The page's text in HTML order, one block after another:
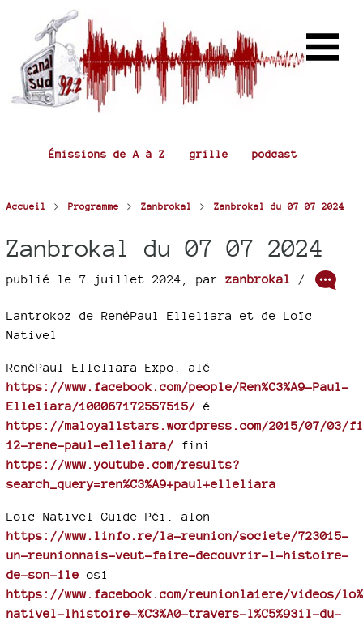
Émissions de A à Z grille podcast
Accueil > Programme > Zanbrokal > Zanbrokal du 07 07 2024
Zanbrokal du 07 07 2024
publié le 7 juillet 2024 par zanbrokal /
Lantrokoz de RenéPaul Elleliara et de Loïc
Nativel
RenéPaul Elleliara Expo. alé
https://www.facebook.com/people/Ren%C3%A9-Paul-
Elleliara/100067172557515/ é
https://maloyallstars.wordpress.com/2015/07/03/
12-rene-paul-elleliara/ fini
https://www.youtube.com/results?
search_query=ren%C3%A9+paul+elleliara
Loïc Nativel Guide Péï. alon
https://www.linfo.re/la-reunion/societe/723015-
un-reunionnais-veut-faire-decouvrir-l-histoire-
de-son-ile osi
https://www.facebook.com/reunionla1ere/videos/
nativel-lhistoire-%C3%A0-travers-l%C5%93il-du-